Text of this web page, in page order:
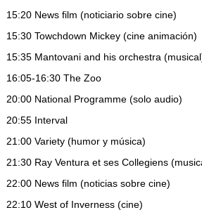
15:20 News film (noticiario sobre cine)
15:30 Towchdown Mickey (cine animación)
15:35 Mantovani and his orchestra
16:05-16:30 The Zoo
20:00 National Programme (solo audio)
20:55 Interval
21:00 Variety (humor y música)
21:30 Ray Ventura et ses Collegiens
22:00 News film (noticias sobre cine)
22:10 West of Inverness (cine)